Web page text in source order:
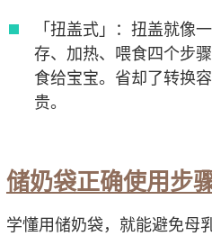
「扭盖式」：扭盖就像
存、加热、喂食四个步
食给宝宝。省却了转换
贵。
储奶袋正确使用步
学懂用储奶袋，就能避免母